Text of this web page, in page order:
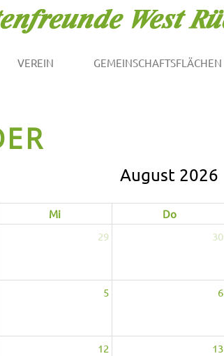
VEREIN GEMEINSCHAFTSFLÄCHEN
August 2026
Mi Do
29 30
5 6
12 13